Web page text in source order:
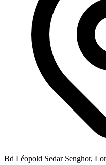
Bd Léopold Sedar Senghor,